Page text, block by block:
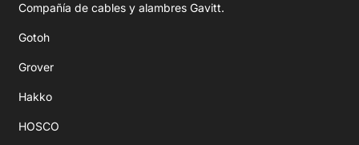
Compañía de cables y alambres Gavitt.
Gotoh
Grover
Hakko
HOSCO